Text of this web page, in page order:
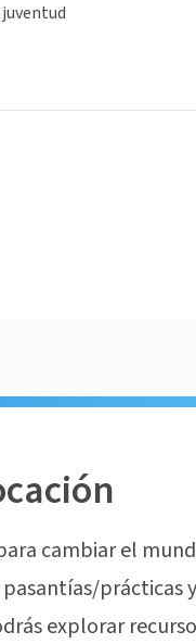
cambiar el
prácticas
explorar